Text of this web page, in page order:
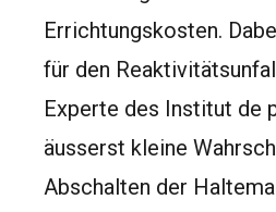
Errichtungskosten.
für den
Experte des Institut de
äusserst kleine
Abschalten der